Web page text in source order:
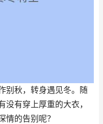
别秋，转身遇见冬。随
有穿上厚重的大衣，
情的告别呢？